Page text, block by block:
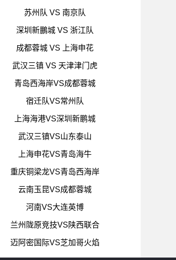
苏州队 VS 南京队
深圳新鵬城 VS 浙江队
成都蓉城 VS 上海申花
武汉三镇 VS 天津津门虎
青岛西海岸VS成都蓉城
宿迁队VS常州队
上海海港VS深圳新鹏城
武汉三镇VS山东泰山
上海申花VS青岛海牛
重庆铜梁龙VS青岛西海岸
云南玉昆VS成都蓉城
河南VS大连英博
兰州陇原竞技VS陕西联合
迈阿密国际VS芝加哥火焰